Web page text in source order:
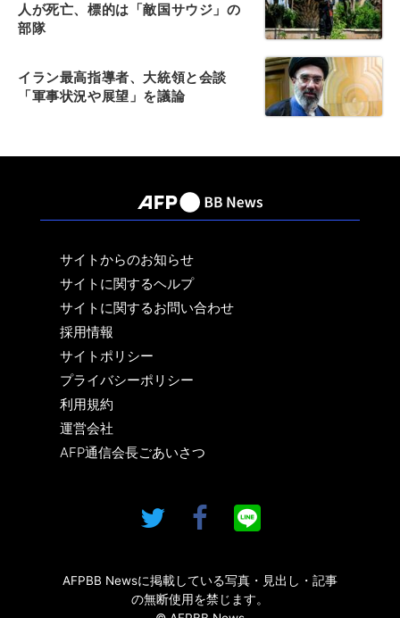
人が死亡、標的は「敵国サウジ」の
部隊
イラン最高指導者、大統領と会談
「軍事状況や展望」を議論
サイトからのお知らせ
サイトに関するヘルプ
サイトに関するお問い合わせ
採用情報
サイトポリシー
プライバシーポリシー
利用規約
運営会社
AFP通信会長ごあいさつ
AFPBB Newsに掲載している写真・見出し・記事
の無断使用を禁じます。